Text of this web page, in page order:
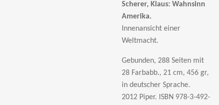
Scherer, Klaus: Wahnsinn
Amerika.
Innenansicht einer
Weltmacht.
Gebunden, 288 Seiten mit
28 Farbabb., 21 cm, 456 gr,
in deutscher Sprache.
2012 Piper. ISBN 978-3-492-